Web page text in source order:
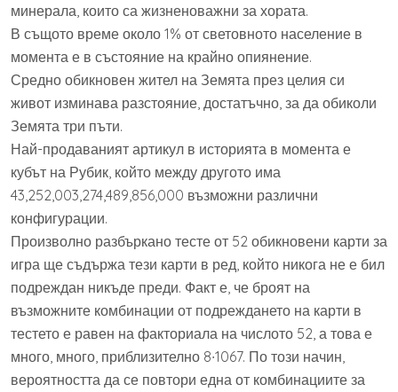
минерала, които са жизненоважни за хората.
В същото време около 1% от световното население в
момента е в състояние на крайно опиянение.
Средно обикновен жител на Земята през целия си
живот изминава разстояние, достатъчно, за да обиколи
Земята три пъти.
Най-продаваният артикул в историята в момента е
кубът на Рубик, който между другото има
43,252,003,274,489,856,000 възможни различни
конфигурации.
Произволно разбъркано тесте от 52 обикновени карти за
игра ще съдържа тези карти в ред, който никога не е бил
подреждан никъде преди. Факт е, че броят на
възможните комбинации от подреждането на карти в
тестето е равен на факториала на числото 52, а това е
много, много, приблизително 8∙1067. По този начин,
вероятността да се повтори една от комбинациите за